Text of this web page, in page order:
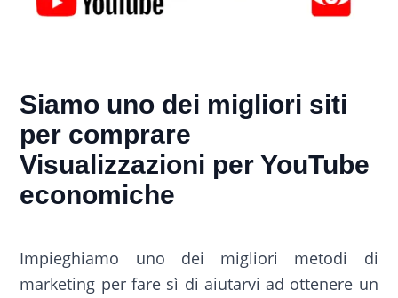
Siamo uno dei migliori siti
per comprare
Visualizzazioni per YouTube
economiche
Impieghiamo uno dei migliori metodi di
marketing per fare sì di aiutarvi ad ottenere un